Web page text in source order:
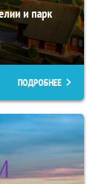
и парк
ПОДРОБНЕЕ